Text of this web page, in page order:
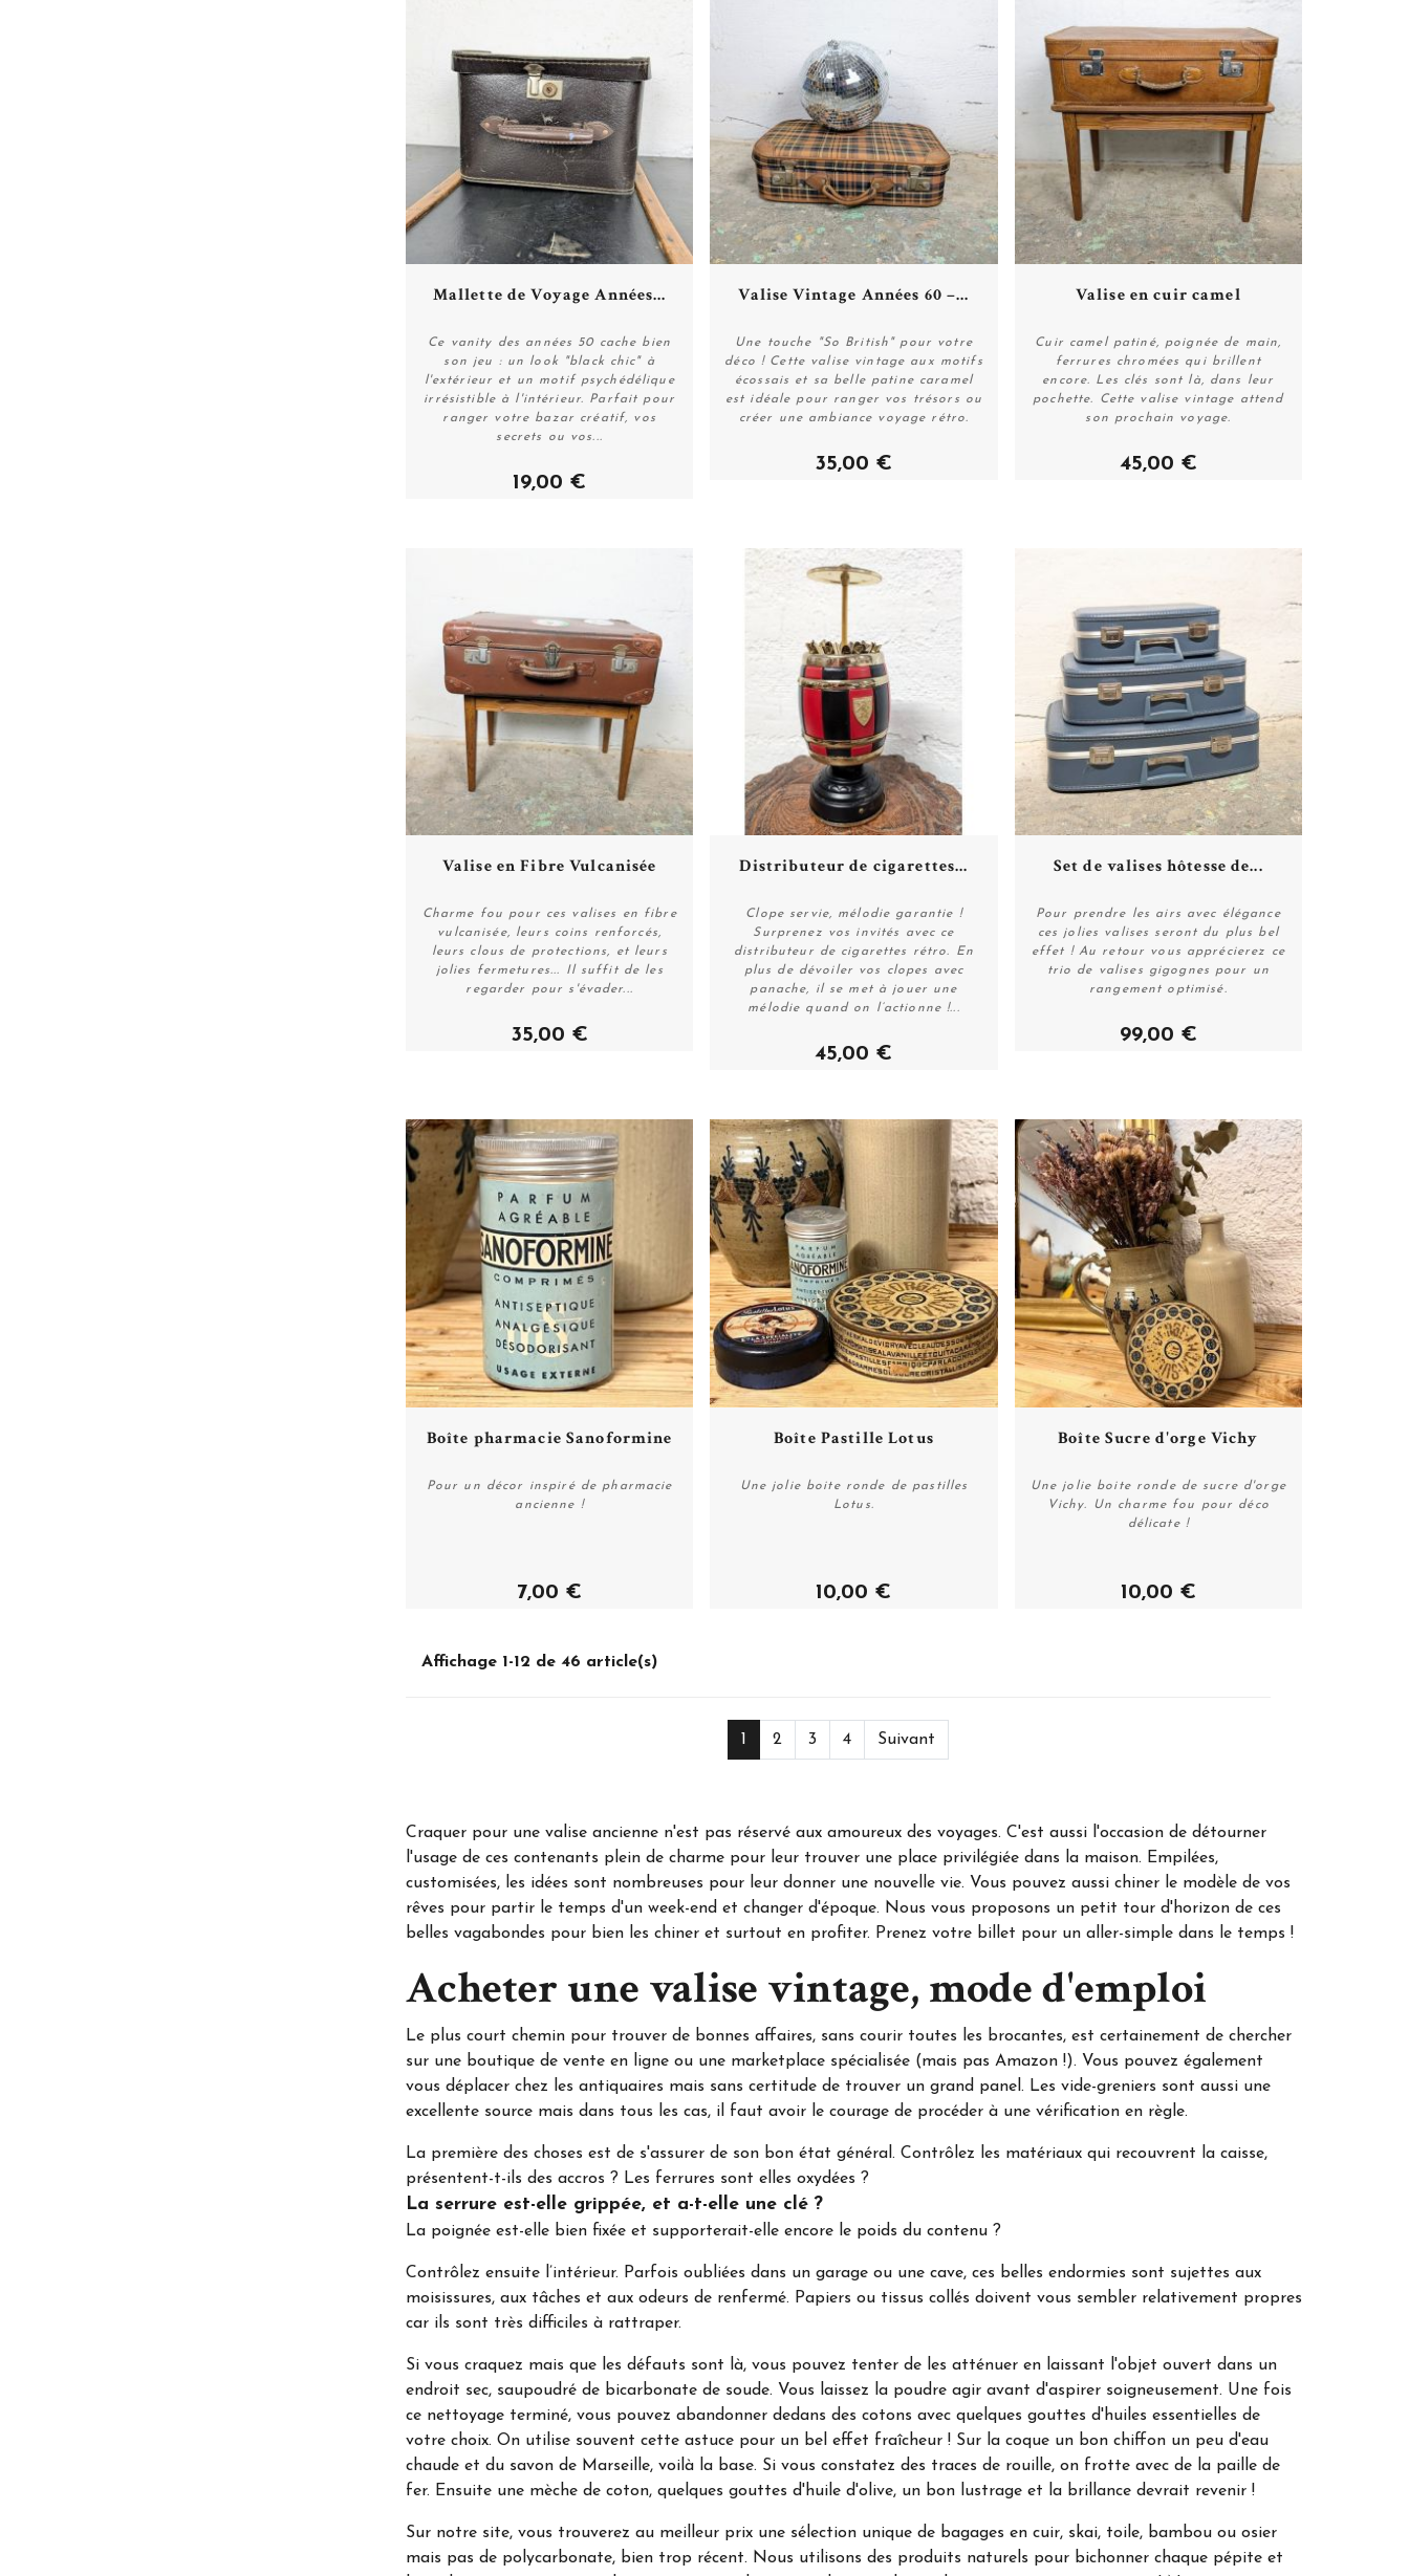
Acheter
Mallette de Voyage Années...
Ce vanity des années 50 cache bien
son jeu : un look "black chic" à
l'extérieur et un motif psychédélique
irrésistible à l'intérieur. Parfait pour
ranger votre bazar créatif, vos
secrets ou vos...
19,00 €
Acheter
Valise Vintage Années 60 –...
Une touche "So British" pour votre
déco ! Cette valise vintage aux motifs
écossais et sa belle patine caramel
est idéale pour ranger vos trésors ou
créer une ambiance voyage rétro.
35,00 €
Acheter
Valise en cuir camel
Cuir camel patiné, poignée de main,
ferrures chromées qui brillent
encore. Les clés sont là, dans leur
pochette. Cette valise vintage attend
son prochain voyage.
45,00 €
Acheter
Valise en Fibre Vulcanisée
Charme fou pour ces valises en fibre
vulcanisée, leurs coins renforcés,
leurs clous de protections, et leurs
jolies fermetures... Il suffit de les
regarder pour s'évader...
35,00 €
Acheter
Distributeur de cigarettes...
Clope servie, mélodie garantie !
Surprenez vos invités avec ce
distributeur de cigarettes rétro. En
plus de dévoiler vos clopes avec
panache, il se met à jouer une
mélodie quand on l’actionne !...
45,00 €
Acheter
Set de valises hôtesse de...
Pour prendre les airs avec élégance
ces jolies valises seront du plus bel
effet ! Au retour vous apprécierez ce
trio de valises gigognes pour un
rangement optimisé.
99,00 €
Boîte pharmacie Sanoformine
Pour un décor inspiré de pharmacie
ancienne !
7,00 €
Boîte Pastille Lotus
Une jolie boite ronde de pastilles
Lotus.
10,00 €
Boîte Sucre d'orge Vichy
Une jolie boite ronde de sucre d'orge
Vichy. Un charme fou pour déco
délicate !
10,00 €
Affichage 1-12 de 46 article(s)
1 2 3 4 Suivant
Craquer pour une valise ancienne n'est pas réservé aux amoureux des voyages. C'est aussi l'occasion de détourner
l'usage de ces contenants plein de charme pour leur trouver une place privilégiée dans la maison. Empilées,
customisées, les idées sont nombreuses pour leur donner une nouvelle vie. Vous pouvez aussi chiner le modèle de vos
rêves pour partir le temps d'un week-end et changer d'époque. Nous vous proposons un petit tour d'horizon de ces
belles vagabondes pour bien les chiner et surtout en profiter. Prenez votre billet pour un aller-simple dans le temps !
Acheter une valise vintage, mode d'emploi
Le plus court chemin pour trouver de bonnes affaires, sans courir toutes les brocantes, est certainement de chercher
sur une boutique de vente en ligne ou une marketplace spécialisée (mais pas Amazon !). Vous pouvez également
vous déplacer chez les antiquaires mais sans certitude de trouver un grand panel. Les vide-greniers sont aussi une
excellente source mais dans tous les cas, il faut avoir le courage de procéder à une vérification en règle.
La première des choses est de s'assurer de son bon état général. Contrôlez les matériaux qui recouvrent la caisse,
présentent-t-ils des accros ? Les ferrures sont elles oxydées ?
La serrure est-elle grippée, et a-t-elle une clé ?
La poignée est-elle bien fixée et supporterait-elle encore le poids du contenu ?
Contrôlez ensuite l’intérieur. Parfois oubliées dans un garage ou une cave, ces belles endormies sont sujettes aux
moisissures, aux tâches et aux odeurs de renfermé. Papiers ou tissus collés doivent vous sembler relativement propres
car ils sont très difficiles à rattraper.
Si vous craquez mais que les défauts sont là, vous pouvez tenter de les atténuer en laissant l'objet ouvert dans un
endroit sec, saupoudré de bicarbonate de soude. Vous laissez la poudre agir avant d'aspirer soigneusement. Une fois
ce nettoyage terminé, vous pouvez abandonner dedans des cotons avec quelques gouttes d'huiles essentielles de
votre choix. On utilise souvent cette astuce pour un bel effet fraîcheur ! Sur la coque un bon chiffon un peu d'eau
chaude et du savon de Marseille, voilà la base. Si vous constatez des traces de rouille, on frotte avec de la paille de
fer. Ensuite une mèche de coton, quelques gouttes d'huile d'olive, un bon lustrage et la brillance devrait revenir !
Sur notre site, vous trouverez au meilleur prix une sélection unique de bagages en cuir, skai, toile, bambou ou osier
mais pas de polycarbonate, bien trop récent. Nous utilisons des produits naturels pour bichonner chaque pépite et